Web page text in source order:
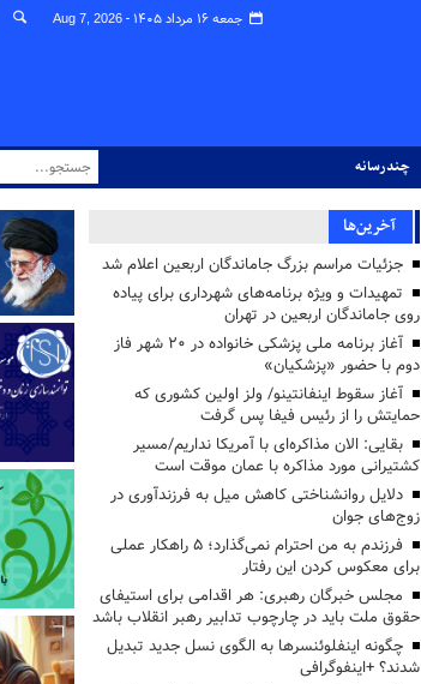
جمعه ۱۶ مرداد ۱۴۰۵ - Aug 7, 2026
چندرسانه
آخرین‌ها
جزئیات مراسم بزرگ جاماندگان اربعین اعلام شد
تمهیدات و ویژه برنامه‌های شهرداری برای پیاده
روی جاماندگان اربعین در تهران
آغاز برنامه ملی پزشکی خانواده در ۲۰ شهر فاز
دوم با حضور «پزشکیان»
آغاز سقوط اینفانتینو/ ولز اولین کشوری که
حمایتش را از رئیس فیفا پس گرفت
بقایی: الان مذاکره‌ای با آمریکا نداریم/مسیر
کشتیرانی مورد مذاکره با عمان موقت است
دلایل روانشناختی کاهش میل به فرزندآوری در
زوج‌های جوان
فرزندم به من احترام نمی‌گذارد؛ ۵ راهکار عملی
برای معکوس کردن این رفتار
مجلس خبرگان رهبری: هر اقدامی برای استیفای
حقوق ملت باید در چارچوب تدابیر رهبر انقلاب باشد
چگونه اینفلوئنسرها به الگوی نسل جدید تبدیل
شدند؟ +اینفوگرافی